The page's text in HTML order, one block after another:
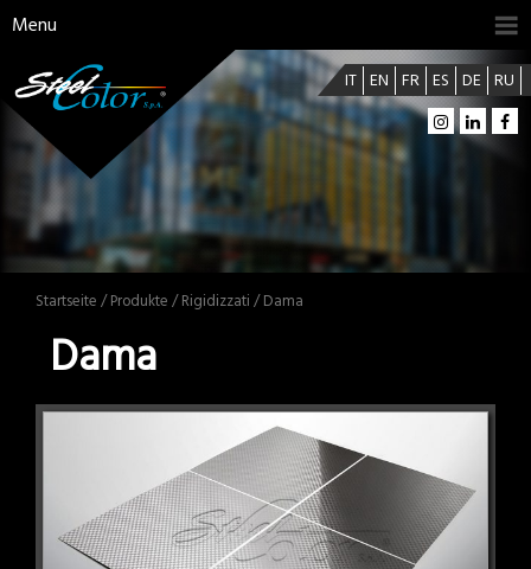
Menu
IT EN FR ES DE RU
Startseite /Produkte /Rigidizzati / Dama
Dama